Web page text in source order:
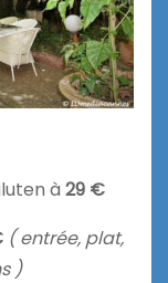
à 29 €
( entrée, plat,
)